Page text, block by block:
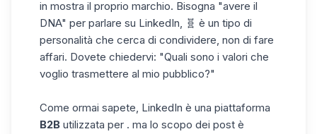
in mostra il proprio marchio. Bisogna "avere il
DNA" per parlare su LinkedIn, 🧬 è un tipo di
personalità che cerca di condividere, non di fare
affari. Dovete chiedervi: "Quali sono i valori che
voglio trasmettere al mio pubblico?"
Come ormai sapete, LinkedIn è una piattaforma
B2B utilizzata per . ma lo scopo dei post è